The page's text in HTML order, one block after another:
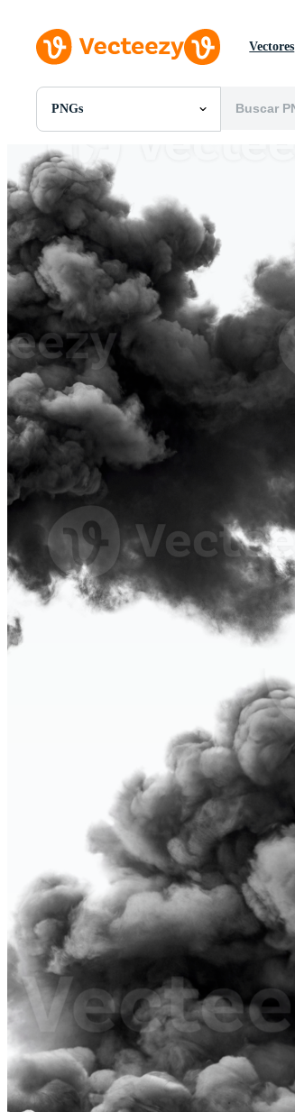
Vectores
PNGs
Todas Imágenes
PNGs
PSDs
SVGs
Plantillas
Vectores
Videos
Gráficos en Movimiento
Imágenes Editoriales
Eventos Editoriales